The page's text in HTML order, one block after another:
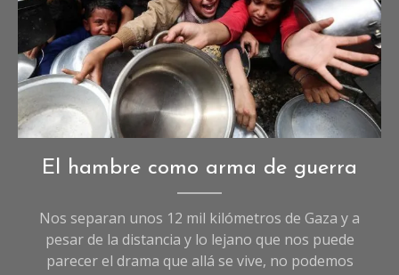
Opinión,
Sociedad
El hambre como arma de guerra
Nos separan unos 12 mil kilómetros de Gaza y a
pesar de la distancia y lo lejano que nos puede
parecer el drama que allá se vive, no podemos